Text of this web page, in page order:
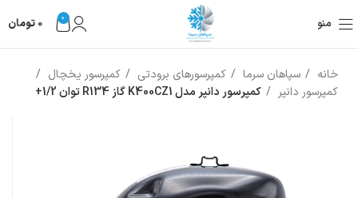
منو 0
0 تومان
خانه سپاهان سرما کمپرسورهای برودتی
کمپرسور یخچال
کمپرسور دانپر
کمپرسور دانپر مدل K400CZ1 گاز R134 توان 1/2+